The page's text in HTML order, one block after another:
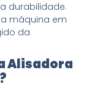
durabilidade.
máquina em
da
Alisadora